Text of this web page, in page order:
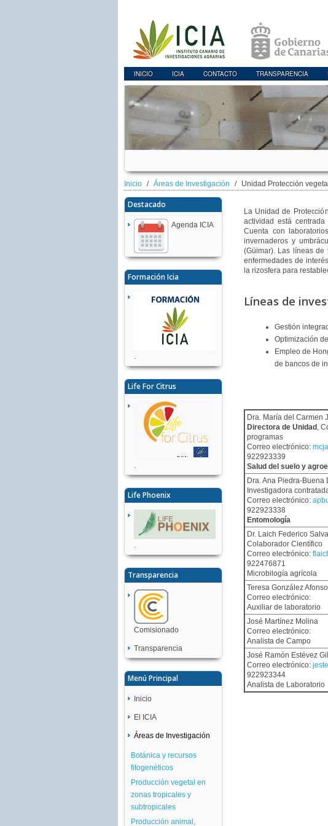
INICIO ICIA CONTACTO TRANSPARENCIA
Inicio Áreas de Investigación Unidad Protección
La Unidad de
actividad está
Cuenta con
invernaderos y
(Güimar). Las líneas
enfermedades de
la rizosfera para
Líneas de
Gestión
Optimización
Empleo de
de bancos de
Dra. María del Carmen
Directora de Unidad,
programas
Correo electrónico:
922923339
Salud del suelo y
Dra. Ana Piedra-Buena
Investigadora
Correo electrónico:
922923338
Entomología
Dr. Laich Federico
Colaborador Científico
Correo electrónico:
922476871
Microbilogía agrícola
Teresa González Afonso
Correo electrónico:
Auxiliar de laboratorio
José Martínez Molina
Correo electrónico:
Analista de Campo
José Ramón Estévez Gil
Correo electrónico:
922923344
Analista de Laboratorio
Destacado
Agenda ICIA
Formación Icia
Life For Citrus
.
Life Phoenix
.
Transparencia
Comisionado
Transparencia
Menú Principal
Inicio
El ICIA
Áreas de Investigación
Botánica y recursos
fitogenéticos
Producción vegetal en
zonas tropicales y
subtropicales
Producción animal,